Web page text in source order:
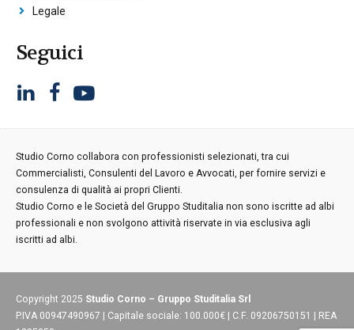
Legale
Seguici
Studio Corno collabora con professionisti selezionati, tra cui
Commercialisti, Consulenti del Lavoro e Avvocati, per fornire servizi e
consulenza di qualità ai propri Clienti.
Studio Corno e le Società del Gruppo Studitalia non sono iscritte ad albi
professionali e non svolgono attività riservate in via esclusiva agli
iscritti ad albi.
Copyright 2025 Studio Corno – Gruppo Studitalia Srl
P.IVA 00947490967 | Capitale sociale: 100.000€ | C.F. 09206750151 | REA